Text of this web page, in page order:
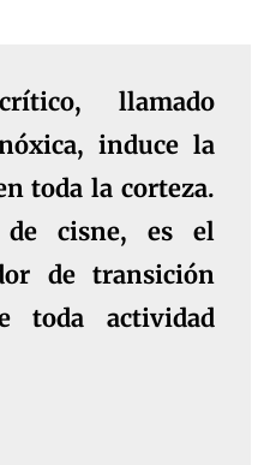
llamado
induce la
toda la corteza.
cisne, es el
de transición
toda actividad